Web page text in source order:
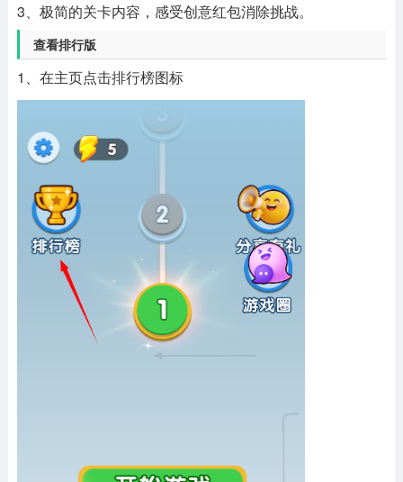
3、极简的关卡内容，感受创意红包消除挑战。
查看排行版
1、在主页点击排行榜图标